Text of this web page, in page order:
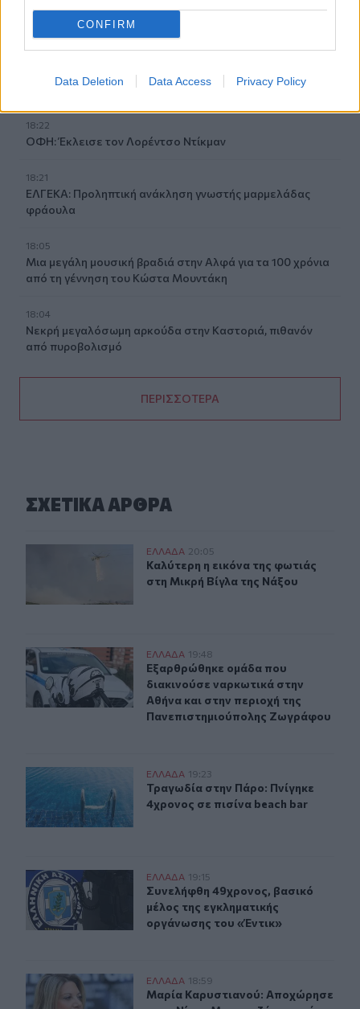
CONFIRM
Data Deletion Data Access Privacy Policy
18:38
πρόλαβε να ξεφύγει από το τσουνάμι μπορεί ν' αλλάξει
τη χρονολογία της μεγάλης έκρηξης
18:22
ΟΦΗ: Έκλεισε τον Λορέντσο Ντίκμαν
18:21
ΕΛΓΕΚΑ: Προληπτική ανάκληση γνωστής μαρμελάδας
φράουλα
18:05
Μια μεγάλη μουσική βραδιά στην Αλφά για τα 100 χρόνια
από τη γέννηση του Κώστα Μουντάκη
18:04
Νεκρή μεγαλόσωμη αρκούδα στην Καστοριά, πιθανόν
από πυροβολισμό
ΠΕΡΙΣΣΟΤΕΡΑ
ΣΧΕΤΙΚA AΡΘΡΑ
Καλύτερη η εικόνα της φωτιάς στη Μικρή Βίγλα της
ΕΛΛAΔΑ 20:05
Καλύτερη η εικόνα της φωτιάς στη
Καλύτερη η εικόνα της φωτιάς
στη Μικρή Βίγλα της Νάξου
Εξαρθρώθηκε ομάδα που διακινούσε ναρκωτικά στην
ΕΛΛAΔΑ 19:48
Εξαρθρώθηκε ομάδα που
Εξαρθρώθηκε ομάδα που
διακινούσε ναρκωτικά στην
Αθήνα και στην περιοχή της
Πανεπιστημιούπολης Ζωγράφου
Τραγωδία στην Πάρο: Πνίγηκε 4χρονος σε πισίνα
ΕΛΛAΔΑ 19:23
Τραγωδία στην Πάρο: Πνίγηκε
Τραγωδία στην Πάρο: Πνίγηκε
4χρονος σε πισίνα beach bar
Συνελήφθη 49χρονος, βασικό μέλος της εγκληματικής
ΕΛΛAΔΑ 19:15
Συνελήφθη 49χρονος, βασικό
Συνελήφθη 49χρονος, βασικό
μέλος της εγκληματικής
οργάνωσης του «Έντικ»
Μαρία Καρυστιανού: Αποχώρησε και ο Νίκος
ΕΛΛAΔΑ 18:59
Μαρία Καρυστιανού: Αποχώρησε
Μαρία Καρυστιανού: Αποχώρησε